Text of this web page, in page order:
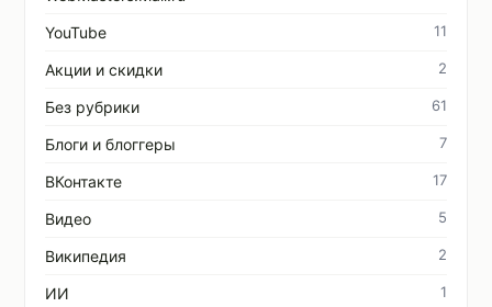
YouTube 11
Акции и скидки 2
Без рубрики 61
Блоги и блоггеры 7
ВКонтакте 17
Видео 5
Википедия 2
ИИ 1